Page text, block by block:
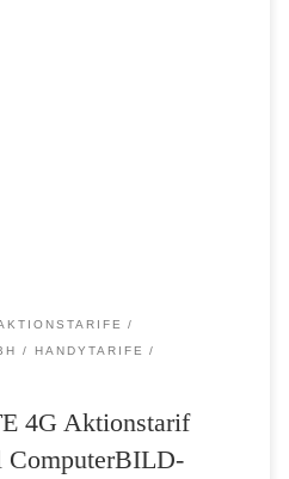
HANDYTARIFE
4G Aktionstarif
ComputerBILD-